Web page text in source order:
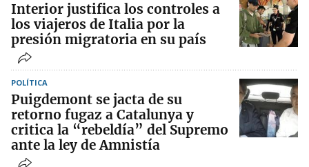
Interior justifica los controles a
los viajeros de Italia por la
presión migratoria en su país
POLÍTICA
Puigdemont se jacta de su
retorno fugaz a Catalunya y
critica la “rebeldía” del Supremo
ante la ley de Amnistía